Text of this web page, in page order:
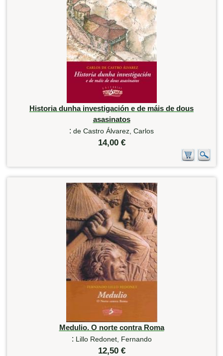
Historia dunha investigación e de máis de dous
asasinatos
: de Castro Álvarez, Carlos
14,00 €
Medulio. O norte contra Roma
: Lillo Redonet, Fernando
12,50 €